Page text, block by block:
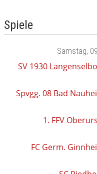
Spiele
Samstag,
SV 1930
Spvgg. 08 Bad
1. FFV
FC Germ.